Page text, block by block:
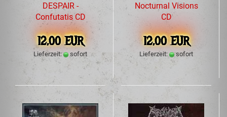
DESPAIR -
Confutatis CD
12,00 EUR
Lieferzeit: sofort
Nocturnal Visions
CD
12,00 EUR
Lieferzeit: sofort